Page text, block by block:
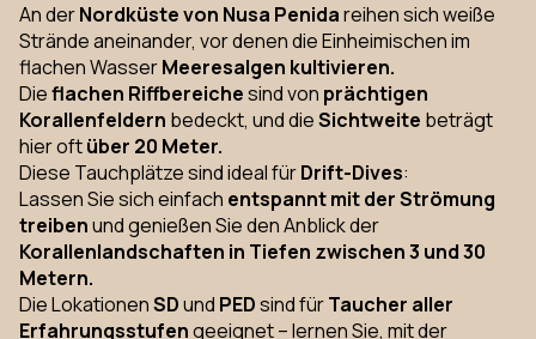
An derNordküste von Nusa Penidareihen sich weiße
Strände aneinander, vor denen die Einheimischen im
flachen WasserMeeresalgen kultivieren.
Dieflachen Riffbereichesind von prächtigen
Korallenfeldern bedeckt, und dieSichtweite beträgt
hier oftüber 20 Meter.
Diese Tauchplätze sind ideal fürDrift-Dives:
Lassen Sie sich einfach entspannt mit der Strömung
treibenund genießen Sie den Anblick der
Korallenlandschaften in Tiefen zwischen 3 und 30
Metern.
Die LokationenSDund PEDsind fürTaucher aller
Erfahrungsstufengeeignet – lernen Sie, mit der